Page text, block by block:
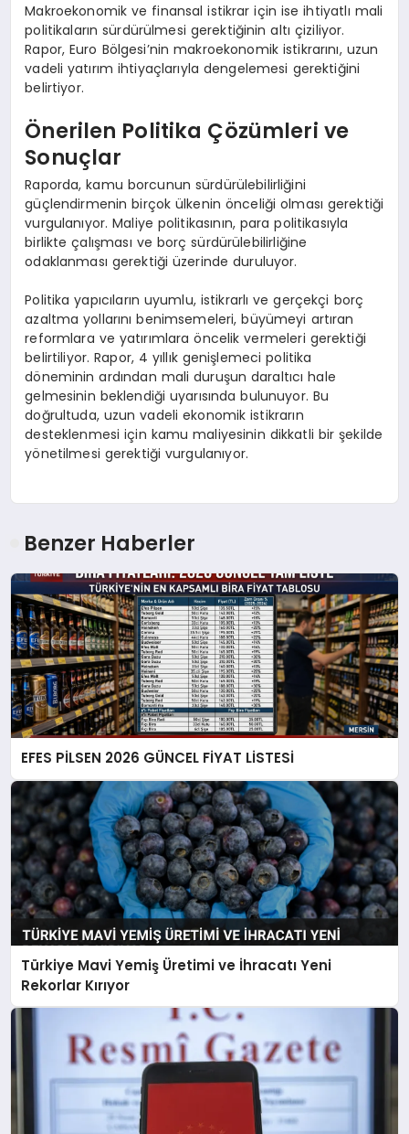
Makroekonomik ve finansal istikrar için ise ihtiyatlı mali
politikaların sürdürülmesi gerektiğinin altı çiziliyor.
Rapor, Euro Bölgesi’nin makroekonomik istikrarını, uzun
vadeli yatırım ihtiyaçlarıyla dengelemesi gerektiğini
belirtiyor.
Önerilen Politika Çözümleri ve
Sonuçlar
Raporda, kamu borcunun sürdürülebilirliğini
güçlendirmenin birçok ülkenin önceliği olması gerektiği
vurgulanıyor. Maliye politikasının, para politikasıyla
birlikte çalışması ve borç sürdürülebilirliğine
odaklanması gerektiği üzerinde duruluyor.
Politika yapıcıların uyumlu, istikrarlı ve gerçekçi borç
azaltma yollarını benimsemeleri, büyümeyi artıran
reformlara ve yatırımlara öncelik vermeleri gerektiği
belirtiliyor. Rapor, 4 yıllık genişlemeci politika
döneminin ardından mali duruşun daraltıcı hale
gelmesinin beklendiği uyarısında bulunuyor. Bu
doğrultuda, uzun vadeli ekonomik istikrarın
desteklenmesi için kamu maliyesinin dikkatli bir şekilde
yönetilmesi gerektiği vurgulanıyor.
Benzer Haberler
EFES PİLSEN 2026 GÜNCEL FİYAT LİSTESİ
Türkiye Mavi Yemiş Üretimi ve İhracatı Yeni
Rekorlar Kırıyor